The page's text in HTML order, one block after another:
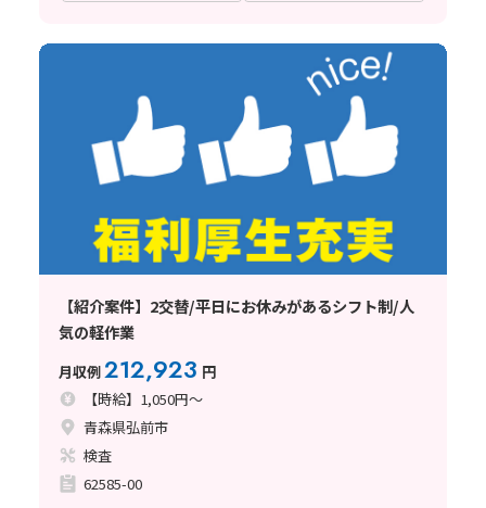
【紹介案件】2交替/平日にお休みがあるシフト制/人
気の軽作業
月収例212,923 円
【時給】1,050円～
青森県弘前市
検査
62585-00